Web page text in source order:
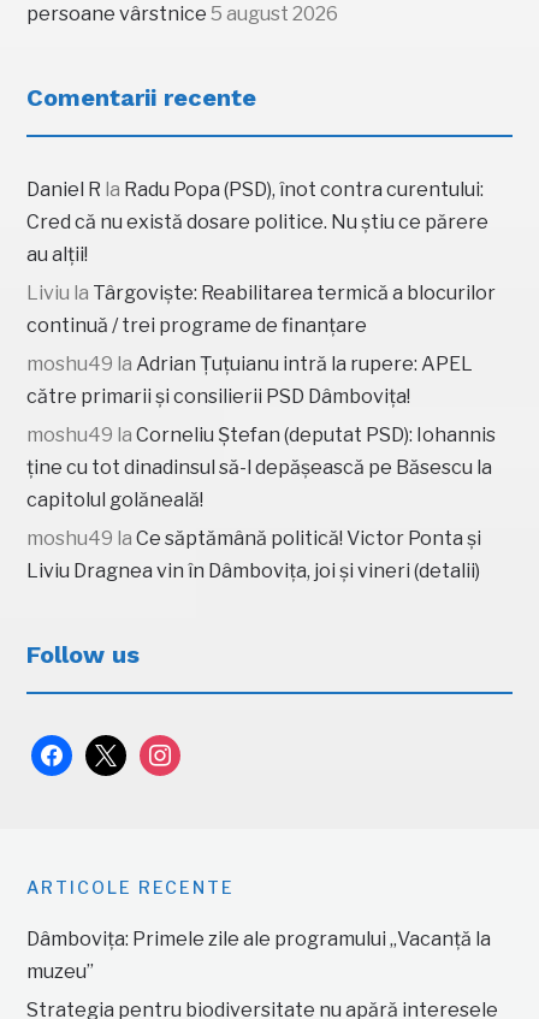
persoane vârstnice 5 august 2026
Comentarii recente
Daniel R la Radu Popa (PSD), înot contra curentului:
Cred că nu există dosare politice. Nu știu ce părere
au alții!
Liviu la Târgoviște: Reabilitarea termică a blocurilor
continuă / trei programe de finanțare
moshu49 la Adrian Țuțuianu intră la rupere: APEL
către primarii și consilierii PSD Dâmbovița!
moshu49 laCorneliu Ștefan (deputat PSD): Iohannis
ține cu tot dinadinsul să-l depășească pe Băsescu la
capitolul golăneală!
moshu49 laCe săptămână politică! Victor Ponta și
Liviu Dragnea vin în Dâmbovița, joi și vineri (detalii)
Follow us
facebook
x instagram
ARTICOLE RECENTE
Dâmbovița: Primele zile ale programului „Vacanță la
muzeu”
Strategia pentru biodiversitate nu apără interesele